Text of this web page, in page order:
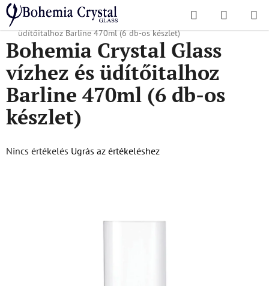
Ugrás
fő
tartalomhoz
Keresés KOSÁR
Kezdőlap
/ Népszerű kollekciók / Barline
Bohemia Crystal Glass vízhez és
üdítőitalhoz Barline 470ml (6 db-os készlet)
Bohemia Crystal Glass
vízhez és üdítőitalhoz
Barline 470ml (6 db-os
készlet)
A
Nincs értékelés Ugrás az értékeléshez